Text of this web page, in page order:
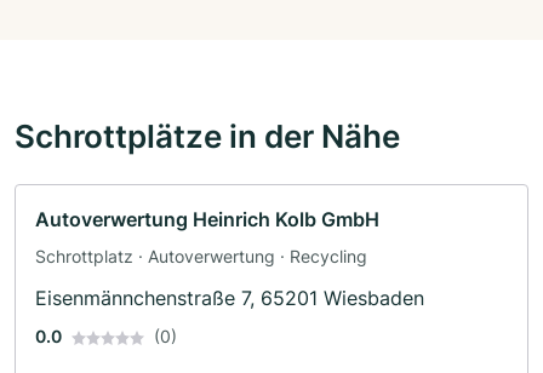
Schrottplätze in der Nähe
Autoverwertung Heinrich Kolb GmbH
Schrottplatz · Autoverwertung · Recycling
Eisenmännchenstraße 7, 65201 Wiesbaden
0.0 (0)